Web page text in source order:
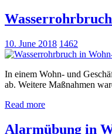
10. June 2018 1462
In einem Wohn- und
ab. Weitere Maßnahmen
Read more
Alarmübung in